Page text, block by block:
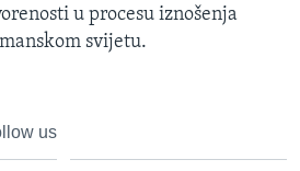
u procesu iznošenja
svijetu.
us